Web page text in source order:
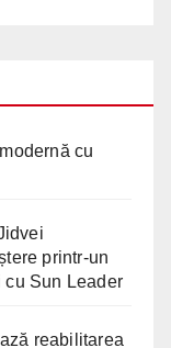
cu
printr-un
cu Sun Leader
reabilitarea